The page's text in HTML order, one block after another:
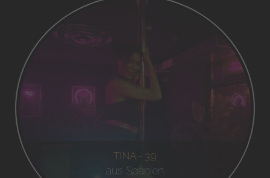
TINA - 39
aus Spanien